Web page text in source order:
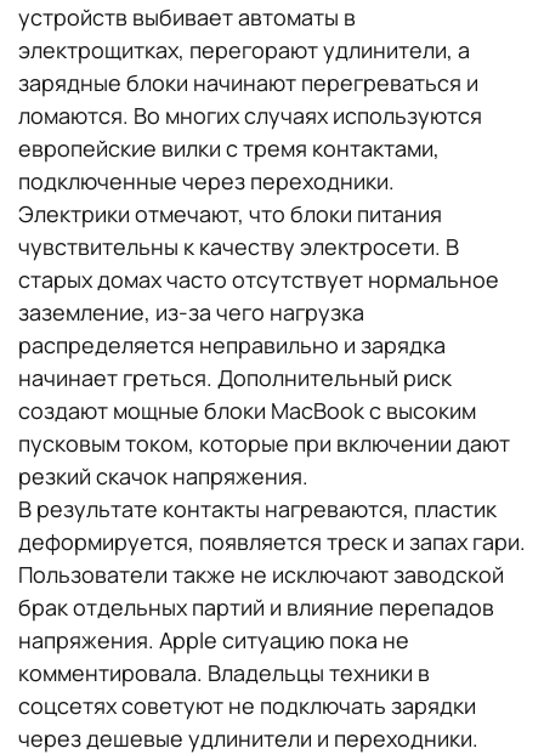
устройств выбивает автоматы в
электрощитках, перегорают удлинители, а
зарядные блоки начинают перегреваться и
ломаются. Во многих случаях используются
европейские вилки с тремя контактами,
подключенные через переходники.
Электрики отмечают, что блоки питания
чувствительны к качеству электросети. В
старых домах часто отсутствует нормальное
заземление, из-за чего нагрузка
распределяется неправильно и зарядка
начинает греться. Дополнительный риск
создают мощные блоки MacBook с высоким
пусковым током, которые при включении дают
резкий скачок напряжения.
В результате контакты нагреваются, пластик
деформируется, появляется треск и запах гари.
Пользователи также не исключают заводской
брак отдельных партий и влияние перепадов
напряжения. Apple ситуацию пока не
комментировала. Владельцы техники в
соцсетях советуют не подключать зарядки
через дешевые удлинители и переходники.